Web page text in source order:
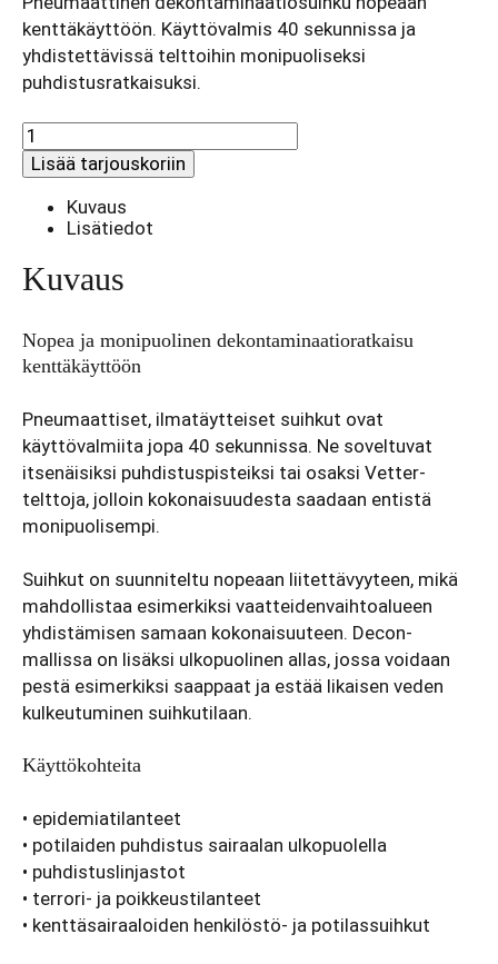
kenttäkäyttöön. Käyttövalmis 40 sekunnissa ja
yhdistettävissä telttoihin monipuoliseksi
puhdistusratkaisuksi.
Dekontaminaatiosuihku
Decon
määrä
Lisää tarjouskoriin
Kuvaus
Lisätiedot
Kuvaus
Nopea ja monipuolinen dekontaminaatioratkaisu
kenttäkäyttöön
Pneumaattiset, ilmatäytteiset suihkut ovat
käyttövalmiita jopa 40 sekunnissa. Ne soveltuvat
itsenäisiksi puhdistuspisteiksi tai osaksi Vetter-
telttoja, jolloin kokonaisuudesta saadaan entistä
monipuolisempi.
Suihkut on suunniteltu nopeaan liitettävyyteen, mikä
mahdollistaa esimerkiksi vaatteidenvaihtoalueen
yhdistämisen samaan kokonaisuuteen. Decon-
mallissa on lisäksi ulkopuolinen allas, jossa voidaan
pestä esimerkiksi saappaat ja estää likaisen veden
kulkeutuminen suihkutilaan.
Käyttökohteita
• epidemiatilanteet
• potilaiden puhdistus sairaalan ulkopuolella
• puhdistuslinjastot
• terrori- ja poikkeustilanteet
• kenttäsairaaloiden henkilöstö- ja potilassuihkut